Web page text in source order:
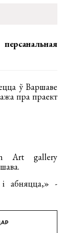
ў Варшаве
пра праект
Art gallery
і абняцца,» -